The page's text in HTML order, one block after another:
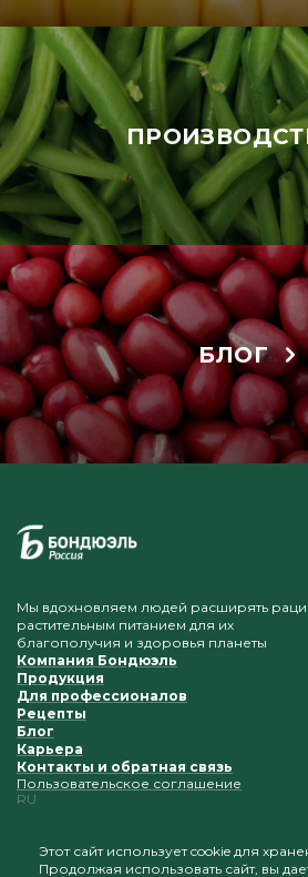
БЛОГ
Мы вдохновляем людей расширять
растительным питанием для их
благополучия и здоровья планеты
Компания Бондюэль
Продукция
Для профессионалов
Рецепты
Блог
Карьера
Контакты и обратная связь
Пользовательское соглашение
RU
Этот сайт использует cookie для
Продолжая использовать сайт, вы